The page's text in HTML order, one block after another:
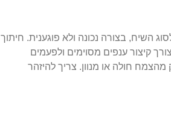
השיח, בצורה נכונה ולא פוגענית. חיתוך
קיצור ענפים מסוימים ולפעמים
חולה או מנוון. צריך להיזהר